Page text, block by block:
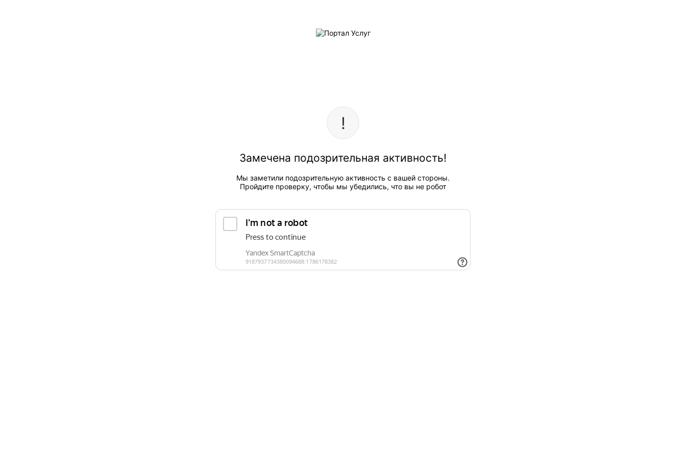
Замечена подозрительная активность!
Мы заметили подозрительную активность с вашей стороны.
Пройдите проверку, чтобы мы убедились, что вы не робот